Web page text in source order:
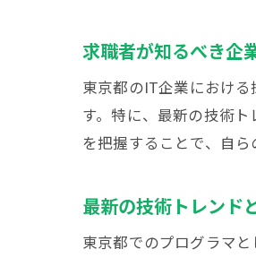
求職者が知るべき企
東京都のIT企業におけ
す。特に、最新の技術
を把握することで、自
最新の技術トレンド
東京都でのプログラマ